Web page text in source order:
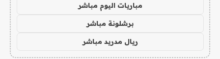
مباريات اليوم مباشر
برشلونة مباشر
ريال مدريد مباشر